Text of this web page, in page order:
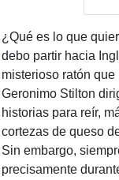
¿Qué es lo que
debo partir hacia
misterioso ratón
Geronimo Stilton
historias para reír,
cortezas de queso
Sin embargo,
precisamente